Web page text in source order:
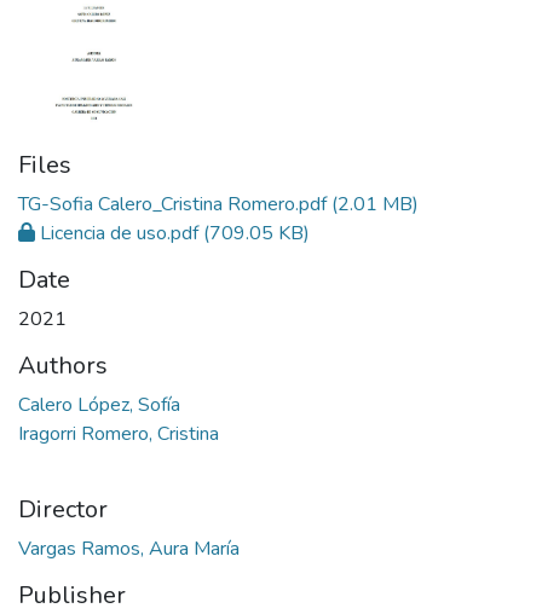
Files
TG-Sofia Calero_Cristina Romero.pdf(2.01 MB)
Licencia de uso.pdf(709.05 KB)
Date
2021
Authors
Calero López, Sofía
Iragorri Romero, Cristina
Director
Vargas Ramos, Aura María
Publisher